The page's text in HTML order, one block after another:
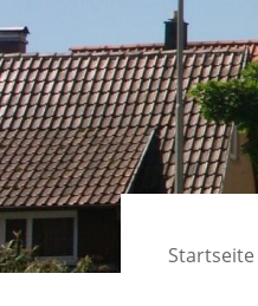
Startseite